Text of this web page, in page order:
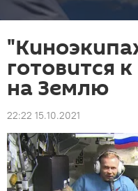
готовится
на Землю
22:22 15.10.2021